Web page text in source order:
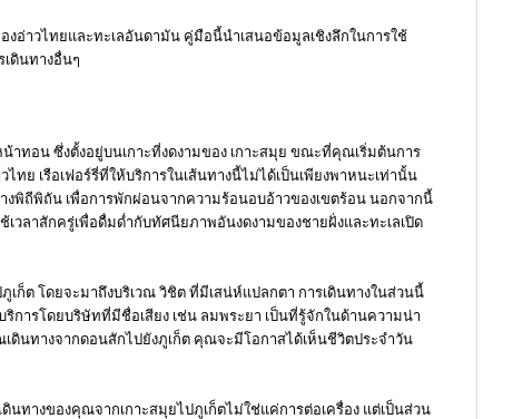
อ่าวไทยและทะเลอันดามัน คู่มือนี้นำเสนอข้อมูลเชิงลึกในการใช้
ดินทางอื่นๆ
าทอน ซึ่งตั้งอยู่บนเกาะที่งดงามของ เกาะสมุย ขณะที่คุณเริ่มต้นการ
ทย เรือเฟอร์รี่ที่ให้บริการในเส้นทางนี้ไม่ได้เป็นเพียงพาหนะเท่านั้น
งพิถีพิถัน เพื่อการพักผ่อนจากความร้อนอบอ้าวของเขตร้อน นอกจากนี้
วลาสักครู่เพื่อดื่มด่ำกับทัศนียภาพอันงดงามของชายฝั่งและทะเลเปิด
ก็ต โดยจะมาถึงบริเวณ วิชิต ที่มีเสน่ห์แปลกตา การเดินทางในส่วนนี้
ารโดยบริษัทที่มีชื่อเสียง เช่น ลมพระยา เป็นที่รู้จักในด้านความน่า
ดินทางจากดอนสักไปยังภูเก็ต คุณจะมีโอกาสได้เห็นชีวิตประจำวัน
นทางของคุณจากเกาะสมุยไปภูเก็ตไม่ใช่แค่การต่อเครื่อง แต่เป็นส่วน